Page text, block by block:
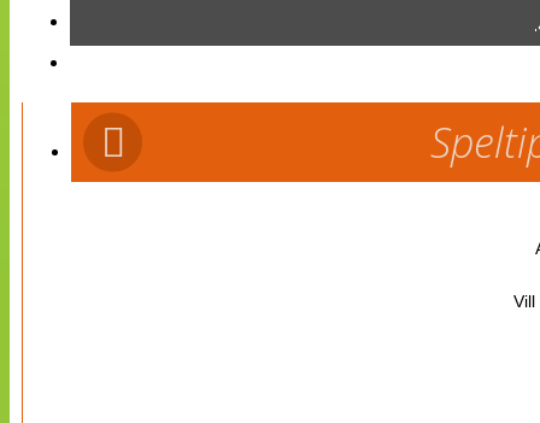
Vill